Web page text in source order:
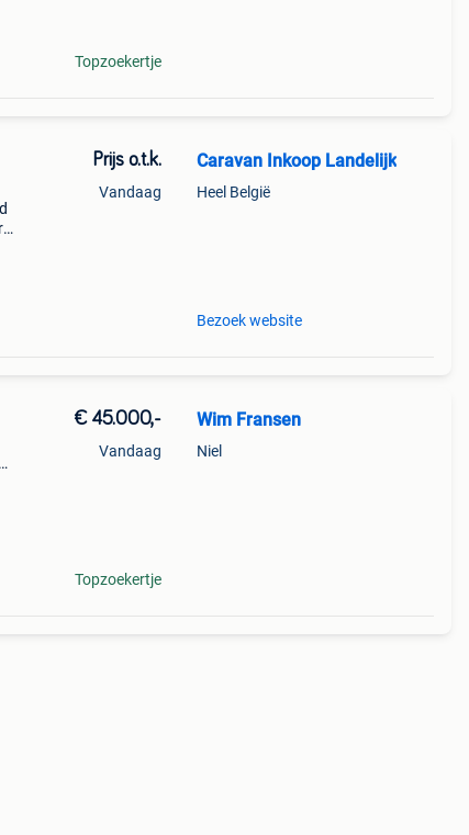
Topzoekertje
Prijs o.t.k.
Vandaag
Caravan Inkoop Landelijk
Heel België
Bezoek website
€ 45.000,-
Vandaag
Topzoekertje
Wim Fransen
Niel